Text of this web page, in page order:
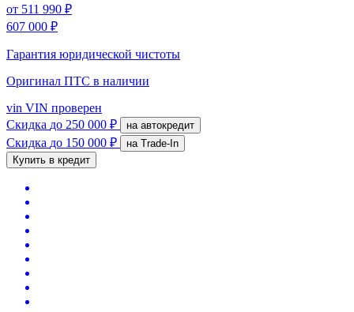
от 511 990 ₽
607 000 ₽
Гарантия юридической чистоты
Оригинал ПТС в наличии
vin VIN проверен
Скидка до 250 000 ₽ на автокредит
Скидка до 150 000 ₽
на Trade-In
Купить в кредит